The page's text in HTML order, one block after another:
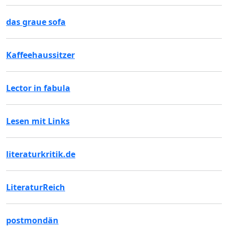
das graue sofa
Kaffeehaussitzer
Lector in fabula
Lesen mit Links
literaturkritik.de
LiteraturReich
postmondän